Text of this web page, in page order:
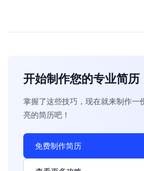
开始制作您的专业简历
掌握了这些技巧，现在就来制作一
亮的简历吧！
免费制作简历